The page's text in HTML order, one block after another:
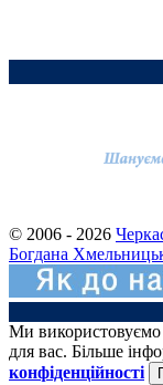
© 2006 - 2026
Богдана
Ми
для вас. Більше
конфіденційності